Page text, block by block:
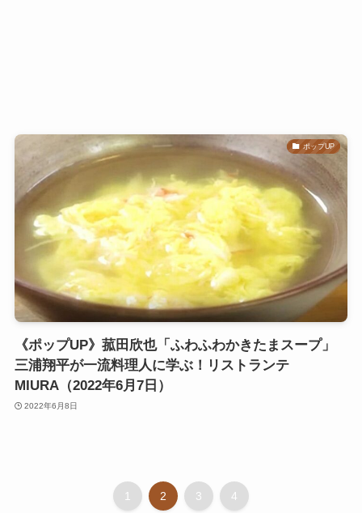
ポップUP
《ポップUP》菰田欣也「ふわふわかきたまスープ」
三浦翔平が一流料理人に学ぶ！リストランテ
MIURA（2022年6月7日）
2022年6月8日
1 2 3 4